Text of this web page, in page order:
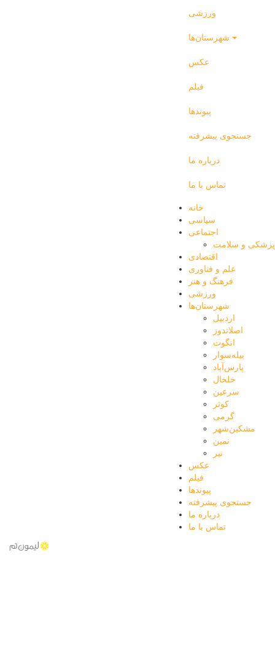
ورزشی
عکس
فیلم
پیوندها
جستجوی پیشرفته
درباره ما
تماس با ما
خانه
سیاسی
اجتماعی
پزشکی و سلامت
اقتصادی
علم و فناوری
فرهنگ و هنر
ورزشی
شهرستان‌ها
اردبیل
اصلاندوز
انگوت
بیله‌سوار
پارس‌آباد
خلخال
سرعین
کوثر
گرمی
مشکین‌شهر
نمین
نیر
عکس
فیلم
پیوندها
جستجوی پیشرفته
درباره ما
تماس با ما